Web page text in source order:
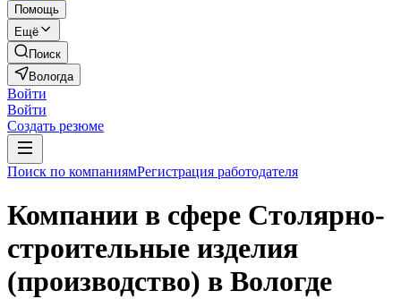
Помощь
Ещё
Поиск
Вологда
Войти
Войти
Создать резюме
Поиск по компаниямРегистрация работодателя
Компании в сфере Столярно-
строительные изделия
(производство) в Вологде